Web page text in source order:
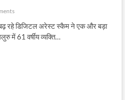
रहे डिजिटल अरेस्ट स्कैम ने एक और बड़ा
में 61 वर्षीय व्यक्ति…